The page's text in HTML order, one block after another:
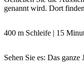
genannt wird. Dort
400 m Schleife | 15
Sehen Sie es: Das ganze